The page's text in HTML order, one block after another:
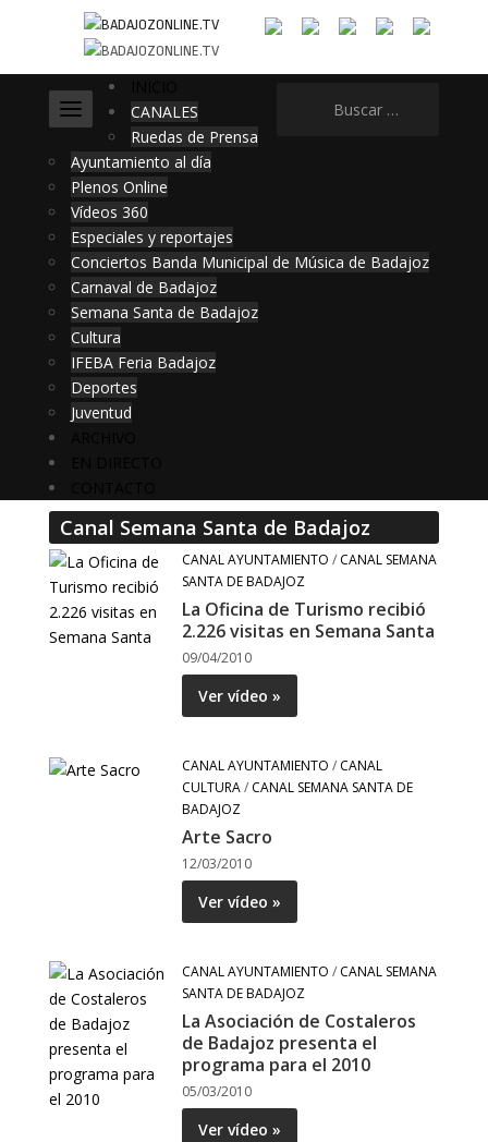
CANALES
Ruedas de Prensa
Ayuntamiento al día
Plenos Online
Vídeos 360
Especiales y reportajes
Conciertos Banda Municipal de Música de Badajoz
Carnaval de Badajoz
Semana Santa de Badajoz
Cultura
IFEBA Feria Badajoz
Deportes
Juventud
Canal Semana Santa de Badajoz
CANAL AYUNTAMIENTO / CANAL SEMANA
SANTA DE BADAJOZ
La Oficina de Turismo recibió
2.226 visitas en Semana Santa
09/04/2010
Ver vídeo »
CANAL AYUNTAMIENTO / CANAL
CULTURA/ CANAL SEMANA SANTA DE
BADAJOZ
Arte Sacro
12/03/2010
Ver vídeo »
CANAL AYUNTAMIENTO / CANAL SEMANA
SANTA DE BADAJOZ
La Asociación de Costaleros
de Badajoz presenta el
programa para el 2010
05/03/2010
Ver vídeo »